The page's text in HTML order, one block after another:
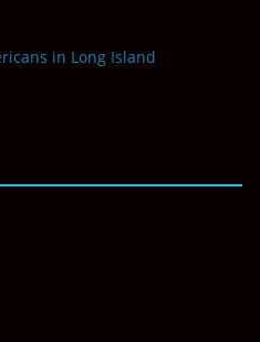
in Long Island